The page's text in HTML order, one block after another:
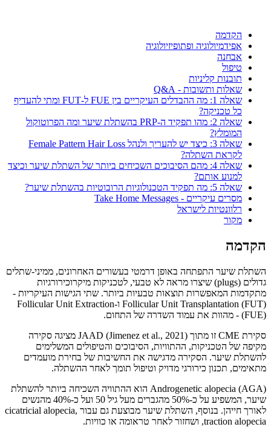
הקדמה
אפידמיולוגיה ופתופיזיולוגיה
אבחנה
טיפול
תובנות קליניות
שאלות ותשובות - Q&A
שאלה 1: מה ההבדלים העיקריים בין FUE ל-FUT ומתי להעדיף
כל טכניקה?
שאלה 2: מהו תפקיד ה-PRP בהשתלת שיער ומה הפרוטוקול
המומלץ?
שאלה 3: כיצד יש להעריך ולנהל Female Pattern Hair Loss
לקראת השתלה?
שאלה 4: מהם הסיבוכים השכיחים ביותר של השתלת שיער וכיצד
למנוע אותם?
שאלה 5: מה תפקיד הטכנולוגיות הרובוטיות בהשתלת שיער?
מסרים עיקריים - Take Home Messages
רלוונטיות לישראל
מקור
הקדמה
השתלת שיער התפתחה באופן דרמטי בעשורים האחרונים, ממיני-שתלים
גדולים (plugs) שיצרו מראה לא טבעי, לטכניקות מיקרוכירורגיות
מתקדמות המאפשרות תוצאות טבעיות ביותר. שתי הגישות העיקריות -
Follicular Unit Transplantation (FUT) ו-Follicular Unit Extraction
(FUE) - מהוות את עמוד השדרה של התחום.
סקירת CME זו מתוך JAAD (Jimenez et al., 2021) מציגה סקירה
מקיפה של הטכניקות, ההתוויות, הסיבוכים והטיפולים המשלימים
להשתלת שיער. הסקירה מדגישה את החשיבות של בחירת מועמדים
מתאימים, תכנון כירורגי מדויק וטיפול תומך לאחר ההשתלה.
Androgenetic alopecia (AGA) הוא ההתוויה השכיחה ביותר להשתלת
שיער, המשפיע על כ-50% מהגברים מעל גיל 50 ועל כ-40% מהנשים
לאורך חייהן. בנוסף, השתלת שיער מבוצעת גם עבור cicatricial alopecia,
traction alopecia, ושחזור לאחר טראומה או כוויות.